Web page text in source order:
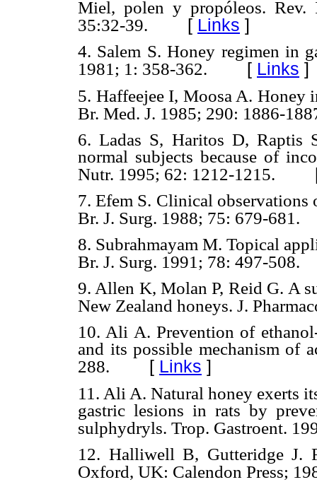
Miel, polen y propóleos. Rev.
35:32-39. [ Links ]
4. Salem S. Honey regimen in
1981; 1: 358-362. [ Links ]
5. Haffeejee I, Moosa A. Honey
Br. Med. J. 1985; 290: 1886-
6. Ladas S, Haritos D, Raptis
normal subjects because of
Nutr. 1995; 62: 1212-1215.
7. Efem S. Clinical
Br. J. Surg. 1988; 75: 679-681.
8. Subrahmayam M. Topical
Br. J. Surg. 1991; 78: 497-508.
9. Allen K, Molan P, Reid G. A
New Zealand honeys. J.
10. Ali A. Prevention of
and its possible mechanism of
288. [ Links ]
11. Ali A. Natural honey exerts
gastric lesions in rats by
sulphydryls. Trop. Gastroent.
12. Halliwell B, Gutteridge J.
Oxford, UK: Calendon Press;